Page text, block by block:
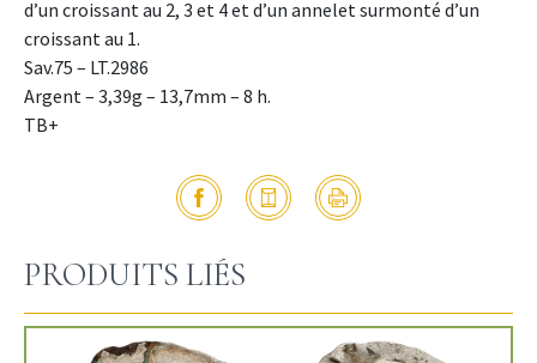
d’un croissant au 2, 3 et 4 et d’un annelet surmonté d’un
croissant au 1.
Sav.75 – LT.2986
Argent – 3,39g – 13,7mm – 8 h.
TB+
PRODUITS LIÉS